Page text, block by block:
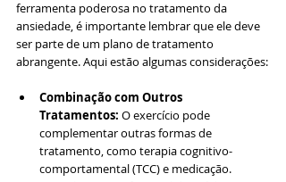
ferramenta poderosa no tratamento da
ansiedade, é importante lembrar que ele deve
ser parte de um plano de tratamento
abrangente. Aqui estão algumas considerações:
Combinação com Outros
Tratamentos: O exercício pode
complementar outras formas de
tratamento, como terapia cognitivo-
comportamental (TCC) e medicação.